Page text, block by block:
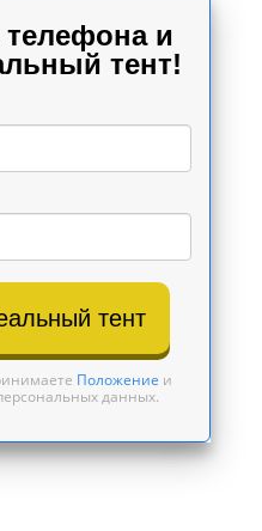
и
тент!
тент
Положение и
данных.